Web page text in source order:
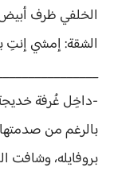
الخلفي ظرف
الشقة: إمشي إنتِ
-داخِل غُرفة
بالرغم من
بروفايله، وشافت